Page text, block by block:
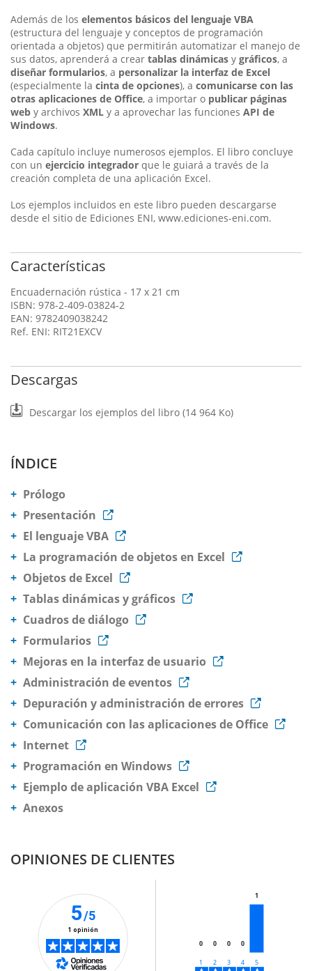
Además de los elementos básicos del lenguaje VBA
(estructura del lenguaje y conceptos de programación
orientada a objetos) que permitirán automatizar el manejo de
sus datos, aprenderá a crear tablas dinámicas y gráficos, a
diseñar formularios, a personalizar la interfaz de Excel
(especialmente la cinta de opciones), a comunicarse con las
otras aplicaciones de Office, a importar o publicar páginas
web y archivos XML y a aprovechar las funciones API de
Windows.
Cada capítulo incluye numerosos ejemplos. El libro concluye
con un ejercicio integrador que le guiará a través de la
creación completa de una aplicación Excel.
Los ejemplos incluidos en este libro pueden descargarse
desde el sitio de Ediciones ENI, www.ediciones-eni.com.
Características
Encuadernación rústica - 17 x 21 cm
ISBN: 978-2-409-03824-2
EAN: 9782409038242
Ref. ENI: RIT21EXCV
Descargas
Descargar los ejemplos del libro (14 964 Ko)
ÍNDICE
Prólogo
Presentación
El lenguaje VBA
La programación de objetos en Excel
Objetos de Excel
Tablas dinámicas y gráficos
Cuadros de diálogo
Formularios
Mejoras en la interfaz de usuario
Administración de eventos
Depuración y administración de errores
Comunicación con las aplicaciones de Office
Internet
Programación en Windows
Ejemplo de aplicación VBA Excel
Anexos
OPINIONES DE CLIENTES
5/5
1 opinión
0 0 0 0
1